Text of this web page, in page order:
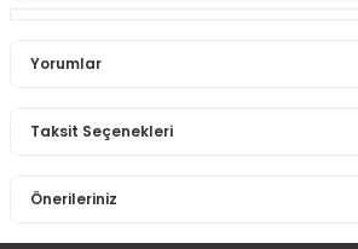
Yorumlar
Taksit Seçenekleri
Önerileriniz